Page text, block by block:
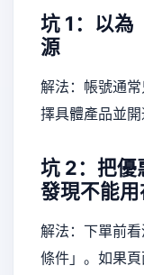
坑 1：以為
源
解法：帳號通
擇具體產品並開
坑 2：把優
發現不能
解法：下單前
條件」。如果